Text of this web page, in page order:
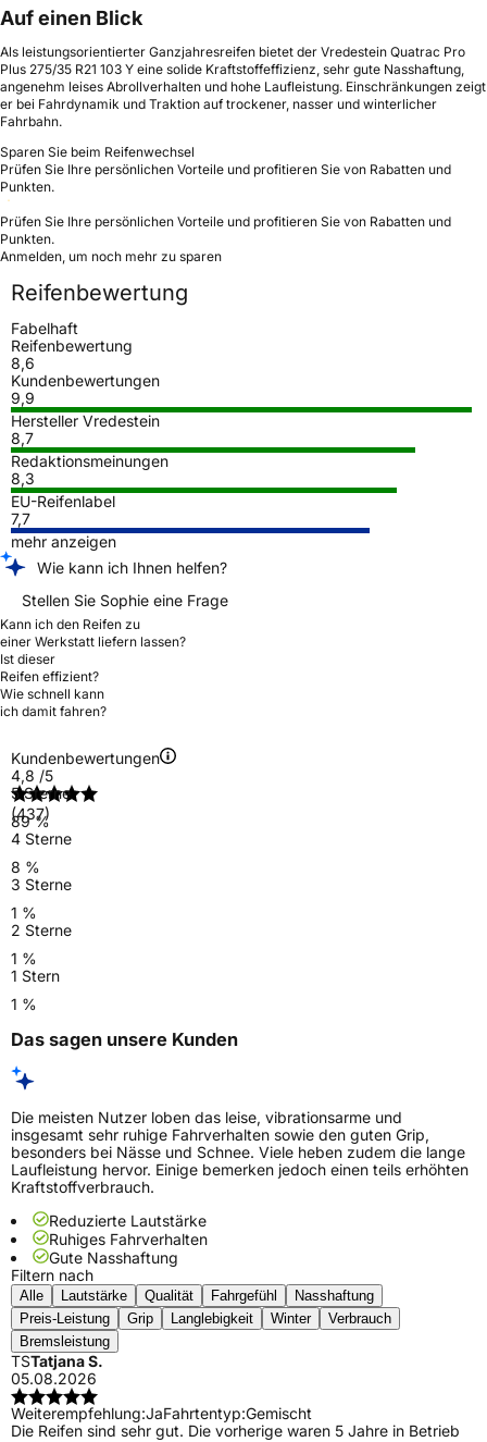
Auf einen Blick
Als leistungsorientierter Ganzjahresreifen bietet der Vredestein Quatrac Pro
Plus 275/35 R21 103 Y eine solide Kraftstoffeffizienz, sehr gute Nasshaftung,
angenehm leises Abrollverhalten und hohe Laufleistung. Einschränkungen zeigt
er bei Fahrdynamik und Traktion auf trockener, nasser und winterlicher
Fahrbahn.
Sparen Sie beim Reifenwechsel
Prüfen Sie Ihre persönlichen Vorteile und profitieren Sie von Rabatten und
Punkten.
Prüfen Sie Ihre persönlichen Vorteile und profitieren Sie von Rabatten und
Punkten.
Anmelden, um noch mehr zu sparen
Reifenbewertung
Fabelhaft
Reifenbewertung
8,6
Kundenbewertungen
9,9
Hersteller Vredestein
8,7
Redaktionsmeinungen
8,3
EU-Reifenlabel
7,7
mehr anzeigen
Wie kann ich Ihnen helfen?
Stellen Sie Sophie eine Frage
Kann ich den Reifen zu
einer Werkstatt liefern lassen?
Ist dieser
Reifen effizient?
Wie schnell kann
ich damit fahren?
Kundenbewertungen
4,8 /5
(437)
5 Sterne
89 %
4 Sterne
8 %
3 Sterne
1 %
2 Sterne
1 %
1 Stern
1 %
Das sagen unsere Kunden
Die meisten Nutzer loben das leise, vibrationsarme und
insgesamt sehr ruhige Fahrverhalten sowie den guten Grip,
besonders bei Nässe und Schnee. Viele heben zudem die lange
Laufleistung hervor. Einige bemerken jedoch einen teils erhöhten
Kraftstoffverbrauch.
Reduzierte Lautstärke
Ruhiges Fahrverhalten
Gute Nasshaftung
Filtern nach
Alle Lautstärke Qualität Fahrgefühl
Nasshaftung
Preis-Leistung
Grip Langlebigkeit Winter
Verbrauch
Bremsleistung
TSTatjana S.
05.08.2026
Weiterempfehlung:JaFahrtentyp:Gemischt
Die Reifen sind sehr gut. Die vorherige waren 5 Jahre in Betrieb